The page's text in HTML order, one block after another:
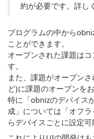
約が必要です。詳し
プログラムの中から
ことができます。
オープンされた課題は
す。
また、課題がオープン
ど)に課題のオープンを
特に「obnizのデバイス
成」については「オフ
らデバイスごとに設定可